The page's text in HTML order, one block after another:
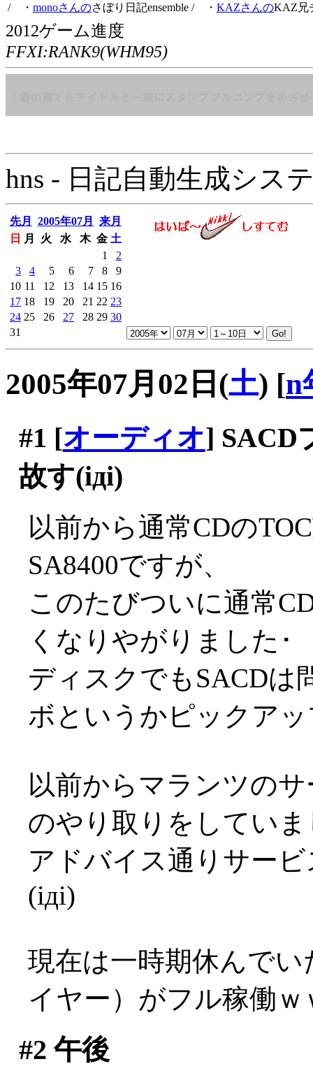
/ ・ monoさんのさぼり日記ensemble / ・ KAZさんのKAZ兄
2012ゲーム進度
FFXI:RANK9(WHM95)
hns - 日記自動生成シス
先月 2005年07月
来月
日
月 火 水 木 金 土
1
2
3
4 5 6 7 8
9
10 11 12 13 14 15 16
17 18 19 20 21 22 23
24 25 26 27 28 29 30
31
2005年07月02日(土) [n
#1 [オーディオ] SACD
故す(iдi)
以前から通常CDの
SA8400ですが、
このたびついに通常
くなりやがりました･
ディスクでもSACDは
ボというかピックア
以前からマランツの
のやり取りをしてい
アドバイス通りサー
(iдi)
現在は一時期休んでい
イヤー）がフル稼働ｗ
#2 午後